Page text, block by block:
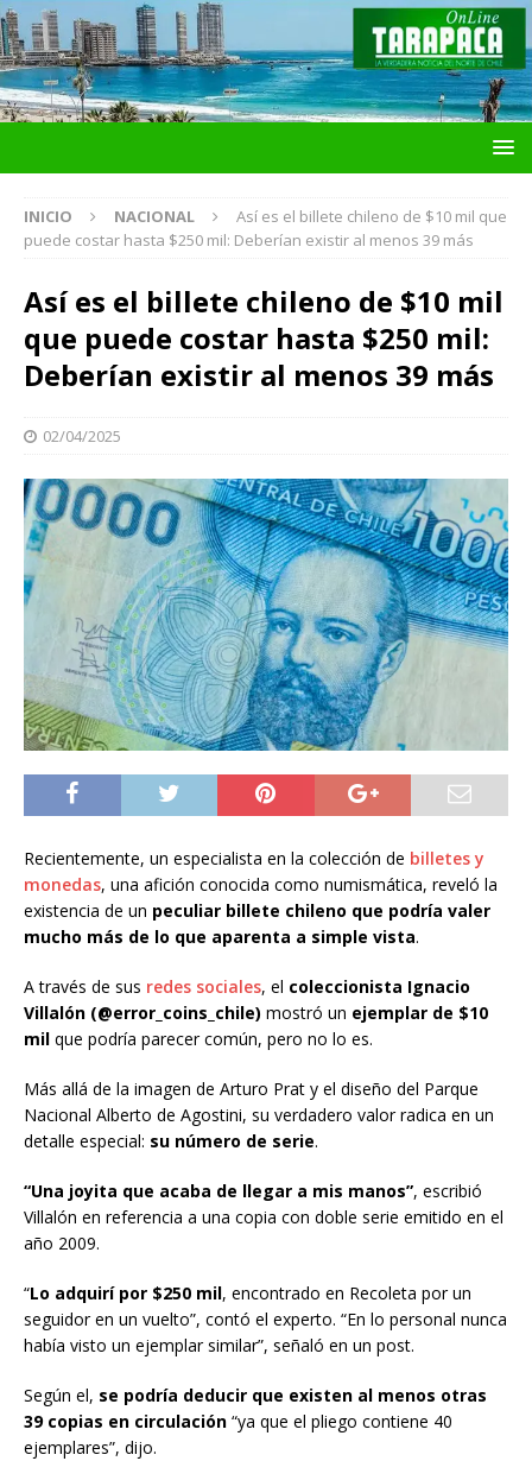
INICIO NACIONAL
Así es el billete chileno de $10 mil que
puede costar hasta $250 mil: Deberían existir al menos 39 más
Así es el billete chileno de $10 mil
que puede costar hasta $250 mil:
Deberían existir al menos 39 más
02/04/2025
Recientemente, un especialista en la colección de billetes y
monedas, una afición conocida como numismática, reveló la
existencia de un peculiar billete chileno que podría valer
mucho más de lo que aparenta a simple vista.
A través de sus redes sociales, el coleccionista Ignacio
Villalón (@error_coins_chile) mostró un ejemplar de $10
mil que podría parecer común, pero no lo es.
Más allá de la imagen de Arturo Prat y el diseño del Parque
Nacional Alberto de Agostini, su verdadero valor radica en un
detalle especial: su número de serie.
“Una joyita que acaba de llegar a mis manos”, escribió
Villalón en referencia a una copia con doble serie emitido en el
año 2009.
“Lo adquirí por $250 mil, encontrado en Recoleta por un
seguidor en un vuelto”, contó el experto. “En lo personal nunca
había visto un ejemplar similar”, señaló en un post.
Según el, se podría deducir que existen al menos otras
39 copias en circulación “ya que el pliego contiene 40
ejemplares”, dijo.